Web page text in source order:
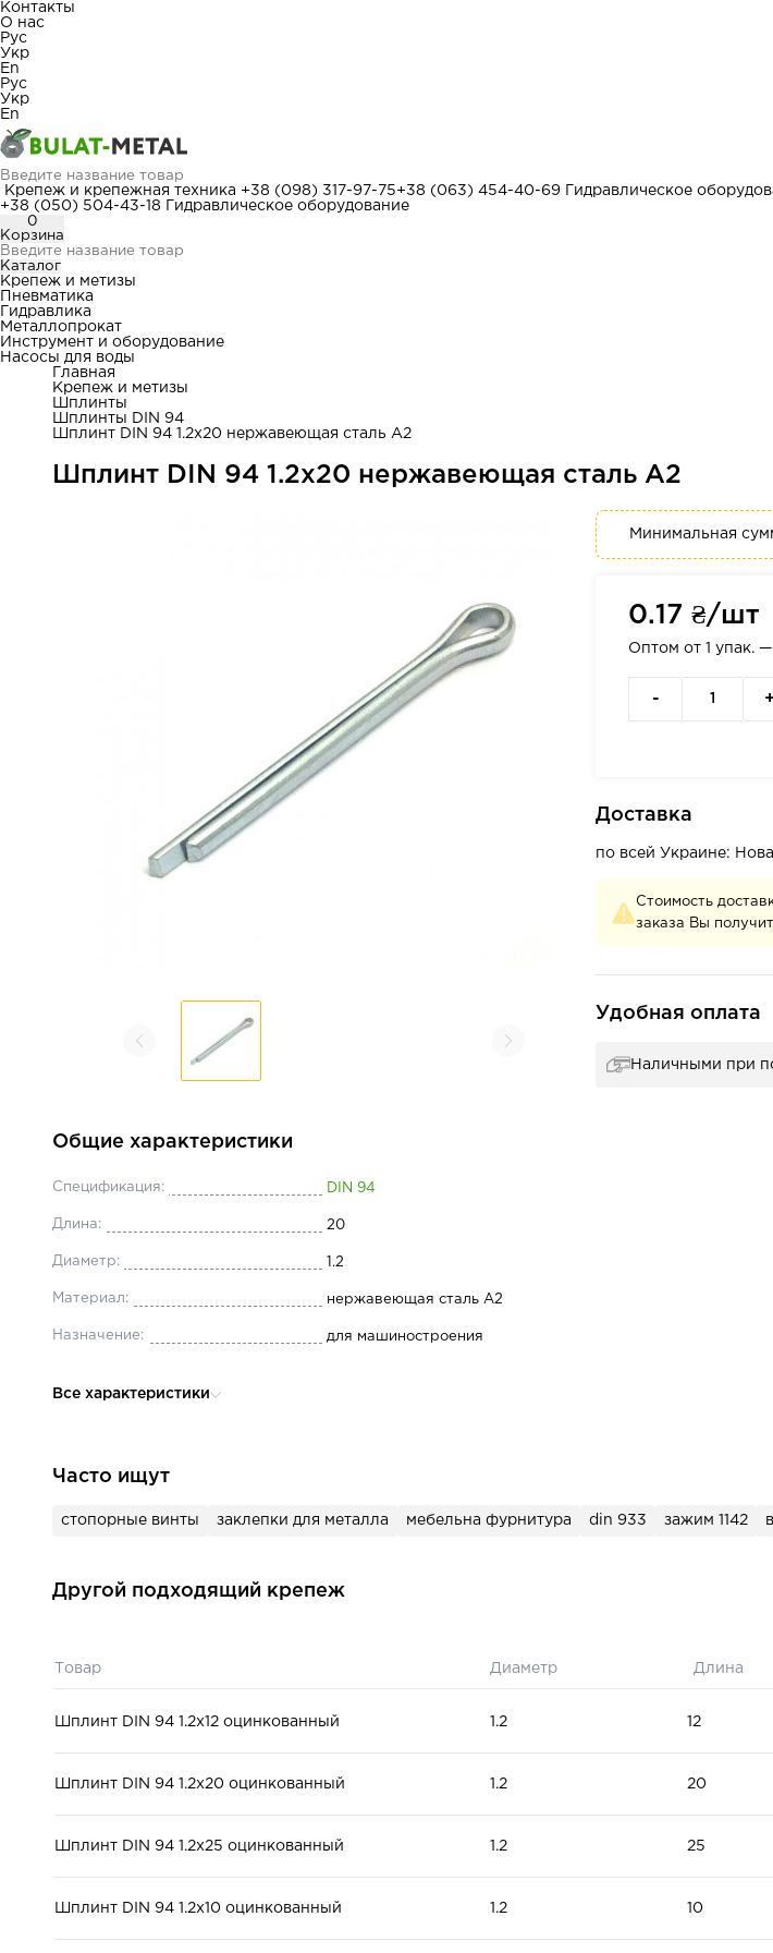
Контакты
О нас
Рус
Укр
En
Рус
Укр
En
Крепеж и крепежная техника +38 (098) 317-97-75+38 (063) 454-40-69 Гидравлическое
+38 (050) 504-43-18
Гидравлическое оборудование
0
Корзина
Каталог
Крепеж и метизы
Пневматика
Гидравлика
Металлопрокат
Инструмент и оборудование
Насосы для воды
Главная
Крепеж и метизы
Шплинты
Шплинты DIN 94
Шплинт DIN 94 1.2x20 нержавеющая сталь А2
Шплинт DIN 94 1.2x20 нержавеющая сталь А2
Минимальная
0.17 ₴/шт
Оптом от 1 упак.
- +
Доставка
по всей Украине:
Стоимость
заказа Вы
Удобная оплата
Наличными при
Общие характеристики
Спецификация: DIN 94
Длина: 20
Диаметр: 1.2
Материал: нержавеющая сталь А2
Назначение: для машиностроения
Все характеристики
Часто ищут
стопорные винты заклепки для металла мебельна фурнитура din 933 зажим 1142
Другой подходящий крепеж
Товар Диаметр Длина
Шплинт DIN 94 1.2x12 оцинкованный 1.2 12
Шплинт DIN 94 1.2x20 оцинкованный 1.2 20
Шплинт DIN 94 1.2x25 оцинкованный 1.2 25
Шплинт DIN 94 1.2x10 оцинкованный 1.2 10